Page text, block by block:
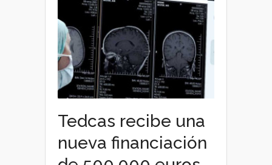
Tedcas recibe una
nueva financiación